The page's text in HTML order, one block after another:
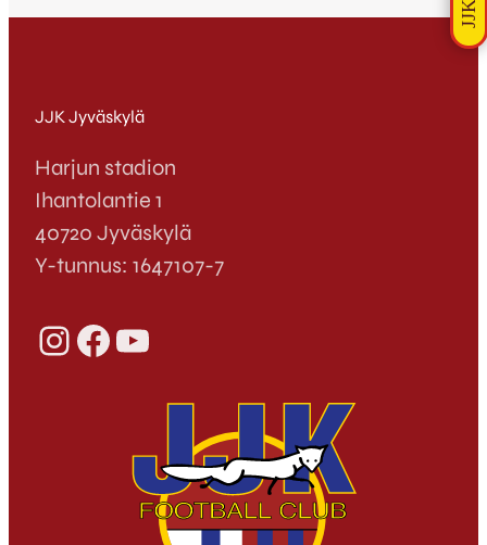
JJK Jyväskylä
Harjun stadion
Ihantolantie 1
40720 Jyväskylä
Y-tunnus: 1647107-7
InstagramFacebook YouTube